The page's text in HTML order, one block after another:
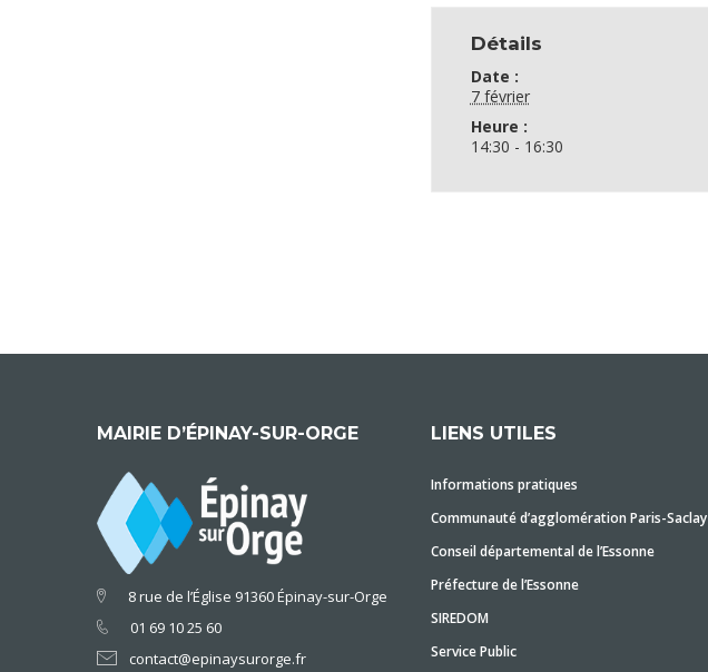
Détails
Date :
7 février
Heure :
14:30 - 16:30
MAIRIE D’ÉPINAY-SUR-ORGE
8 rue de l’Église 91360 Épinay-sur-Orge
01 69 10 25 60
contact@epinaysurorge.fr
LIENS UTILES
Informations pratiques
Communauté d’agglomération Paris-Saclay
Conseil départemental de l’Essonne
Préfecture de l’Essonne
SIREDOM
Service Public